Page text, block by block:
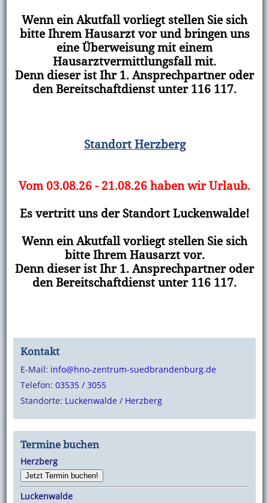
Wenn ein Akutfall vorliegt stellen Sie sich
bitte Ihrem Hausarzt vor und bringen uns
eine Überweisung mit einem
Hausarztvermittlungsfall mit.
Denn dieser ist Ihr 1. Ansprechpartner oder
den Bereitschaftdienst unter 116 117.
Standort Herzberg
Vom 03.08.26 - 21.08.26 haben wir Urlaub.
Es vertritt uns der Standort Luckenwalde!
Wenn ein Akutfall vorliegt stellen Sie sich
bitte Ihrem Hausarzt vor.
Denn dieser ist Ihr 1. Ansprechpartner oder
den Bereitschaftdienst unter 116 117.
Kontakt
E-Mail: info@hno-zentrum-suedbrandenburg.de
Telefon: 03535 / 3055
Standorte: Luckenwalde / Herzberg
Termine buchen
Herzberg
Jetzt Termin buchen!
Luckenwalde